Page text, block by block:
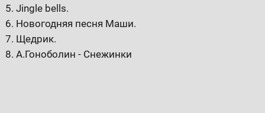
Jingle bells.
Новогодняя песня Маши.
Щедрик.
А.Гоноболин - Снежинки